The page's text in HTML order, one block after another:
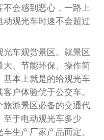
不会感到恶心，一路上
观光车时速不会超过
光车观赏景区。就景区
大、节能环保、操作简
基本上就是的给观光车
户体验优于公交车。
旅游景区必备的交通代
至于电动观光车多少
生产厂家产品而定。